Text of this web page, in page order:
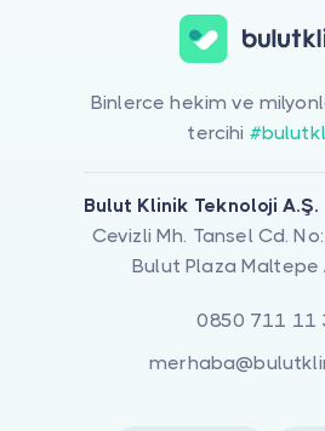
Binlerce hekim ve
tercihi
Bulut Klinik Teknoloji A.Ş.
Cevizli Mh. Tansel Cd.
Bulut Plaza Maltepe
0850 711 11